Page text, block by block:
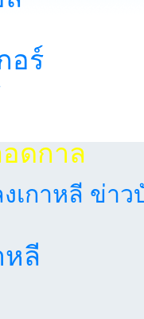
อร์
ดกาล
เกาหลี ข่าว
หลี